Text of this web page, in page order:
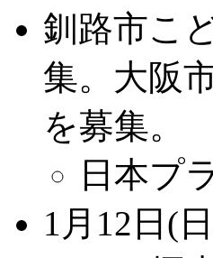
釧路市こ
集。大阪
を募集。
日本プ
1月12日(